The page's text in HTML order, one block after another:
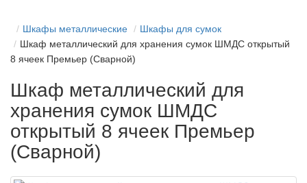
Шкафы металлические
Шкафы для сумок
Шкаф металлический для хранения сумок ШМДС открытый
8 ячеек Премьер (Сварной)
Шкаф металлический для
хранения сумок ШМДС
открытый 8 ячеек Премьер
(Сварной)